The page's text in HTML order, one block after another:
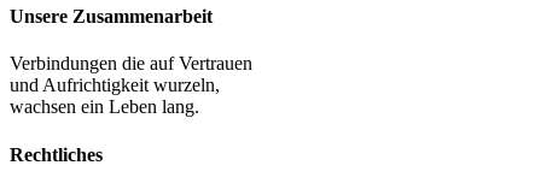
Unsere Zusammenarbeit
Verbindungen die auf Vertrauen
und Aufrichtigkeit wurzeln,
wachsen ein Leben lang.
Rechtliches